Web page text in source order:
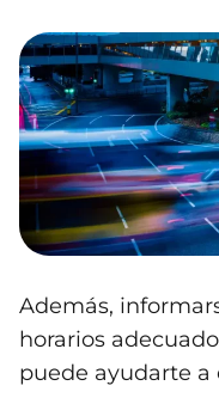
Además,
horarios
puede ayudarte a